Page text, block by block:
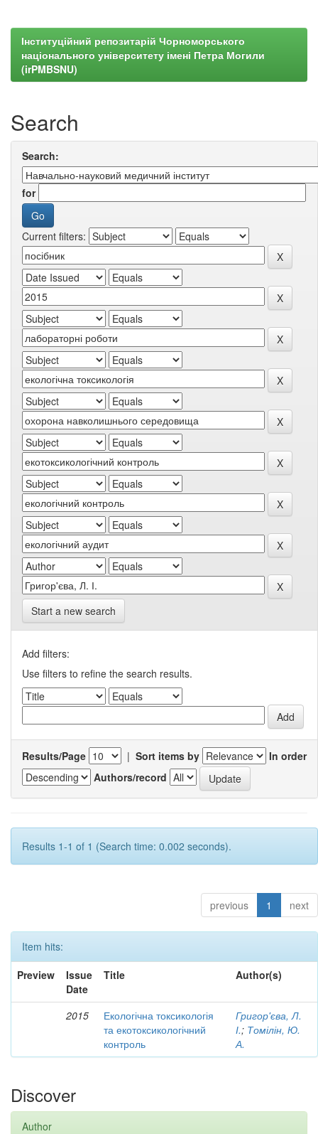
Інституційний репозитарій Чорноморського
національного університету імені Петра Могили
(irPMBSNU)
Search
Search:
for
Current filters:
Start a new search
Add filters:
Use filters to refine the search results.
Results/Page | Sort items by
In order
Authors/record
Results 1-1 of 1 (Search time: 0.002 seconds).
previous 1 next
Item hits:
Preview
Issue
Date
Title Author(s)
2015
Екологічна токсикологія
та екотоксикологічний
контроль
Григор'єва, Л.
І.; Томілін, Ю.
А.
Discover
Author